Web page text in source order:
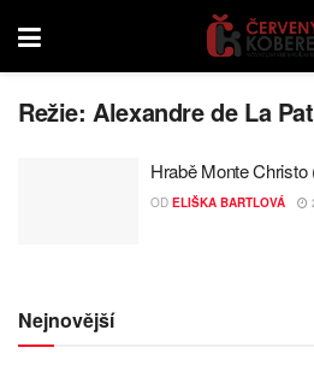
Režie:Alexandre de La
Hrabě Monte Christo
OD ELIŠKA BARTLOVÁ
Nejnovější